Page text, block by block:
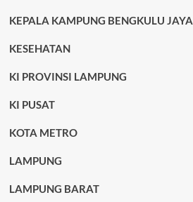
KEPALA KAMPUNG BENGKULU JAYA
KESEHATAN
KI PROVINSI LAMPUNG
KI PUSAT
KOTA METRO
LAMPUNG
LAMPUNG BARAT